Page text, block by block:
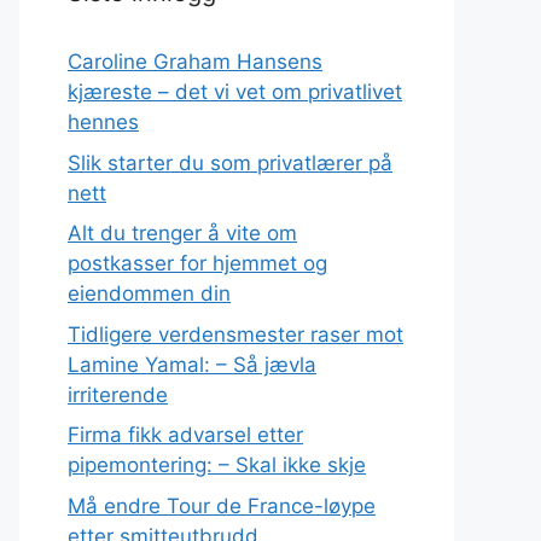
Caroline Graham Hansens
kjæreste – det vi vet om privatlivet
hennes
Slik starter du som privatlærer på
nett
Alt du trenger å vite om
postkasser for hjemmet og
eiendommen din
Tidligere verdensmester raser mot
Lamine Yamal: – Så jævla
irriterende
Firma fikk advarsel etter
pipemontering: – Skal ikke skje
Må endre Tour de France-løype
etter smitteutbrudd